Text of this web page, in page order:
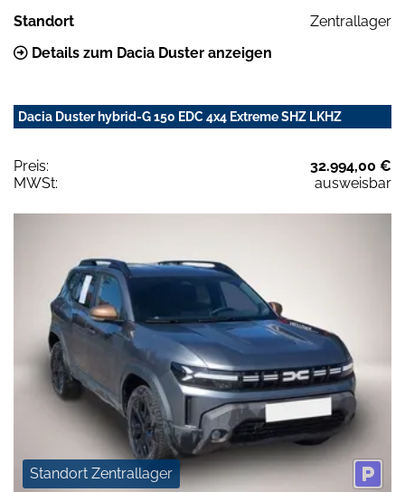
Standort
Zentrallager
Details zum Dacia Duster anzeigen
Dacia Duster hybrid-G 150 EDC 4x4 Extreme SHZ LKHZ
Preis:
32.994,00 €
MWSt:
ausweisbar
Standort Zentrallager